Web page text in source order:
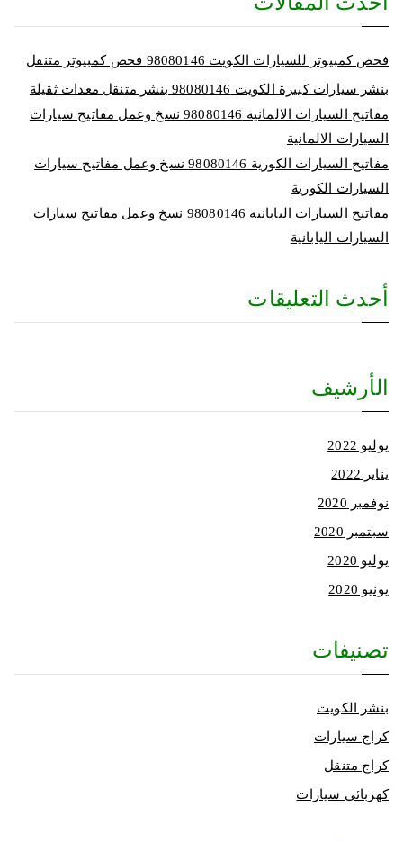
فحص كمبيوتر للسيارات الكويت 98080146‬ فحص كمبيوتر متنقل
بنشر سيارات كبيرة الكويت 98080146‬ بنشر متنقل معدات ثقيلة
مفاتيح السيارات الالمانية 98080146‬ نسخ وعمل مفاتيح سيارات
السيارات الالمانية
مفاتيح السيارات الكورية 98080146‬ نسخ وعمل مفاتيح سيارات
السيارات الكورية
مفاتيح السيارات اليابانية 98080146‬ نسخ وعمل مفاتيح سيارات
السيارات اليابانية
أحدث التعليقات
الأرشيف
يوليو 2022
يناير 2022
نوفمبر 2020
سبتمبر 2020
يوليو 2020
يونيو 2020
تصنيفات
بنشر الكويت
كراج سيارات
كراج متنقل
كهربائي سيارات